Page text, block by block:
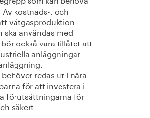
kostnads-, och
vätgasproduktion
ska användas med
också vara tillåtet att
anläggningar
redas ut i nära
för att investera i
förutsättningarna för
säkert